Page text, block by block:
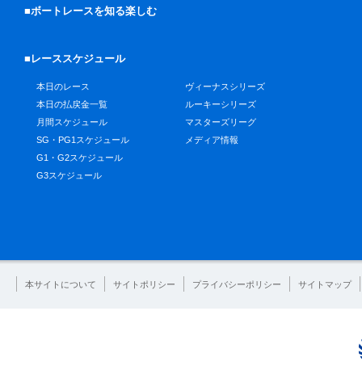
■ボートレースを知る楽しむ
■レーススケジュール
本日のレース
本日の払戻金一覧
月間スケジュール
SG・PG1スケジュール
G1・G2スケジュール
G3スケジュール
ヴィーナスシリーズ
ルーキーシリーズ
マスターズリーグ
メディア情報
本サイトについて サイトポリシー プライバシーポリシー サイトマップ